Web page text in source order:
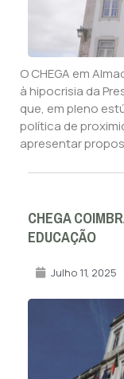
O CHEGA em
à hipocrisia da
que, em pleno
política de
apresentar
CHEGA
EDUCAÇÃO
Julho 11, 2025